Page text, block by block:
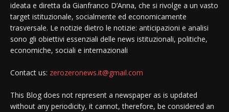
ideata e diretta da Gianfranco D’Anna, che si rivolge a un vasto
target istituzionale, socialmente ed economicamente
trasversale. Le notizie dietro le notizie: anticipazioni e analisi
sono gli obiettivi essenziali delle news istituzionali, politiche,
economiche, sociali e internazionali
Contact us: zerozeronews.it@gmail.com
This Blog does not represent a newspaper as is updated
without any periodicity, it cannot, therefore, be considered an